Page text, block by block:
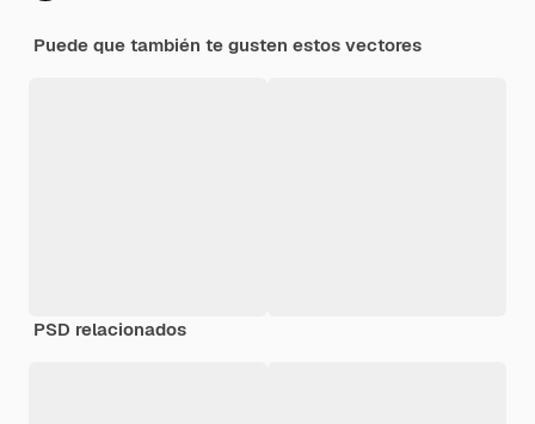
Puede que también te gusten estos vectores
PSD relacionados